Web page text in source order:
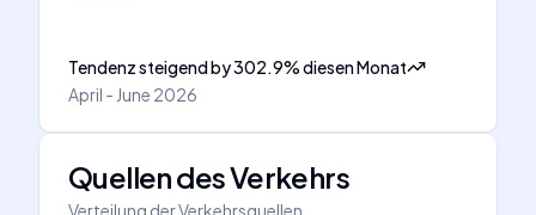
Tendenz steigendby302.9%diesen Monat
April - June 2026
Quellen des Verkehrs
Verteilung der Verkehrsquellen